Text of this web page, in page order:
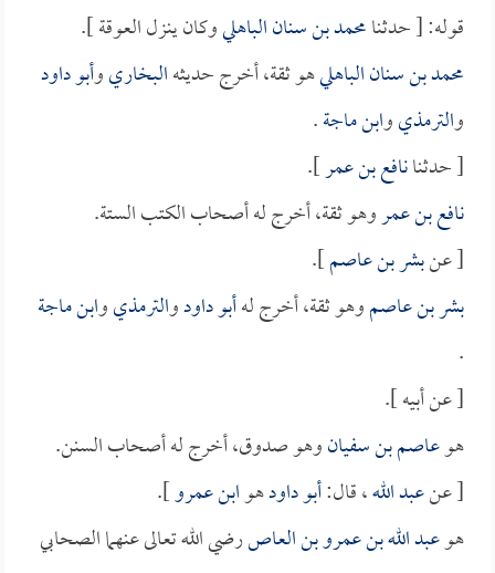
قوله: [ حدثنامحمد بن سنان الباهليوكان ينزل العوقة ].
محمد بن سنان الباهليهو ثقة، أخرج حديثهالبخاريوأبو داود
والترمذيوابن ماجة.
[ حدثنانافع بن عمر].
نافع بن عمروهو ثقة، أخرج له أصحاب الكتب الستة.
[ عنبشر بن عاصم].
بشر بن عاصموهو ثقة، أخرج لهأبو داودوالترمذيوابن ماجة
.
[ عن أبيه ].
هوعاصم بن سفيانوهو صدوق، أخرج له أصحاب السنن.
[ عنعبد الله، قال:أبو داودهوابن عمرو].
هوعبد الله بن عمرو بن العاصرضي الله تعالى عنهما الصحابي